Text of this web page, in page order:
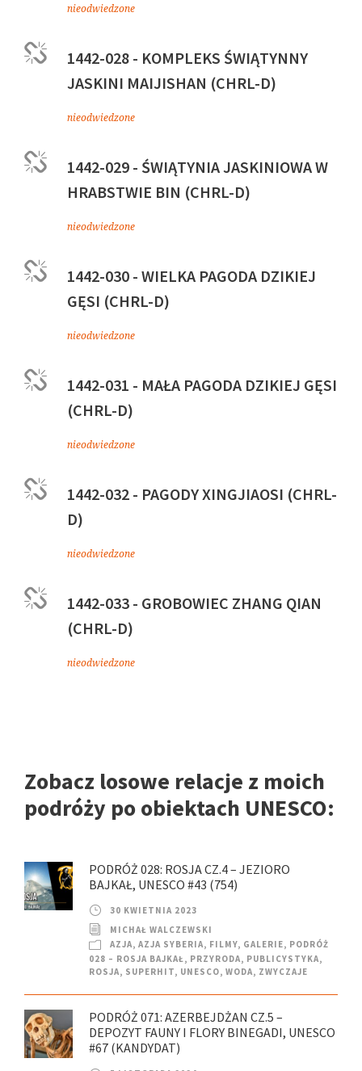
nieodwiedzone
1442-028 - KOMPLEKS ŚWIĄTYNNY
JASKINI MAIJISHAN (CHRL-D)
nieodwiedzone
1442-029 - ŚWIĄTYNIA JASKINIOWA W
HRABSTWIE BIN (CHRL-D)
nieodwiedzone
1442-030 - WIELKA PAGODA DZIKIEJ
GĘSI (CHRL-D)
nieodwiedzone
1442-031 - MAŁA PAGODA DZIKIEJ GĘSI
(CHRL-D)
nieodwiedzone
1442-032 - PAGODY XINGJIAOSI (CHRL-
D)
nieodwiedzone
1442-033 - GROBOWIEC ZHANG QIAN
(CHRL-D)
nieodwiedzone
Zobacz losowe relacje z moich
podróży po obiektach UNESCO:
PODRÓŻ 028: ROSJA CZ.4 – JEZIORO
BAJKAŁ, UNESCO #43 (754)
30 KWIETNIA 2023
MICHAŁ WALCZEWSKI
AZJA, AZJA SYBERIA, FILMY, GALERIE, PODRÓŻ
028 – ROSJA BAJKAŁ, PRZYRODA, PUBLICYSTYKA,
ROSJA, SUPERHIT, UNESCO, WODA, ZWYCZAJE
PODRÓŻ 071: AZERBEJDŻAN CZ.5 –
DEPOZYT FAUNY I FLORY BINEGADI, UNESCO
#67 (KANDYDAT)